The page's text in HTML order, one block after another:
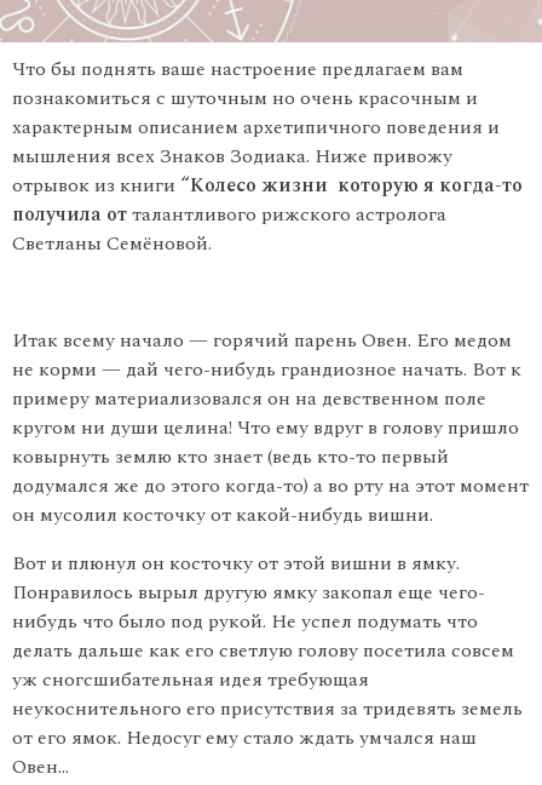
Что бы поднять ваше настроение предлагаем вам
познакомиться с шуточным но очень красочным и
характерным описанием архетипичного поведения и
мышления всех Знаков Зодиака. Ниже привожу
отрывок из книги “Колесо жизни которую я когда-то
получила отталантливого рижского астролога
Светланы Семёновой.
Итак всему начало — горячий парень Овен. Его медом
не корми — дай чего-нибудь грандиозное начать. Вот к
примеру материализовался он на девственном поле
кругом ни души целина! Что ему вдруг в голову пришло
ковырнуть землю кто знает (ведь кто-то первый
додумался же до этого когда-то) а во рту на этот момент
он мусолил косточку от какой-нибудь вишни.
Вот и плюнул он косточку от этой вишни в ямку.
Понравилось вырыл другую ямку закопал еще чего-
нибудь что было под рукой. Не успел подумать что
делать дальше как его светлую голову посетила совсем
уж сногсшибательная идея требующая
неукоснительного его присутствия за тридевять земель
от его ямок. Недосуг ему стало ждать умчался наш
Овен…